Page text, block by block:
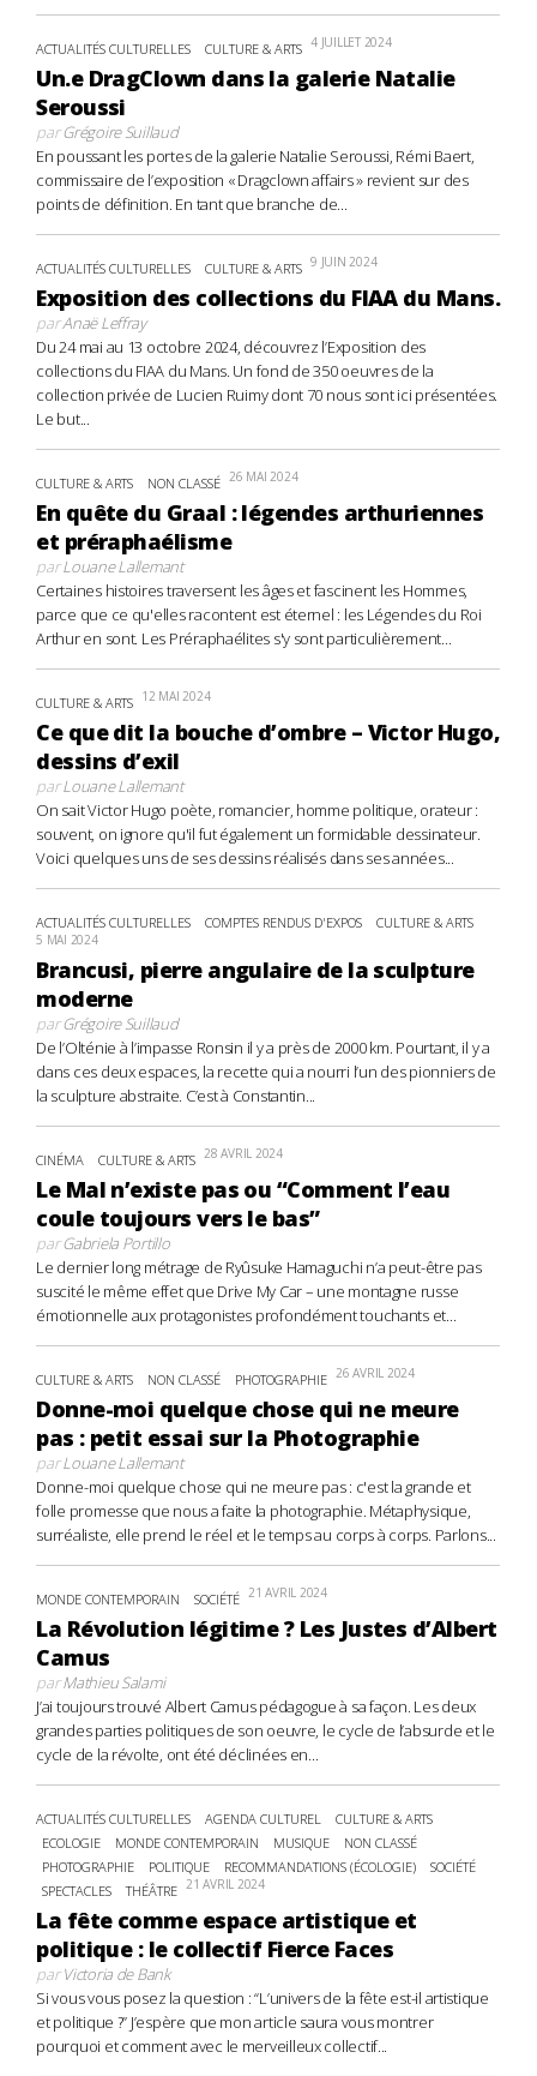
ACTUALITÉS CULTURELLES CULTURE & ARTS 4 JUILLET 2024
Un.e DragClown dans la galerie Natalie
Seroussi
parGrégoire Suillaud
En poussant les portes de la galerie Natalie Seroussi, Rémi Baert,
commissaire de l’exposition « Dragclown affairs » revient sur des
points de définition. En tant que branche de...
ACTUALITÉS CULTURELLES CULTURE & ARTS 9 JUIN 2024
Exposition des collections du FIAA du Mans.
parAnaë Leffray
Du 24 mai au 13 octobre 2024, découvrez l’Exposition des
collections du FIAA du Mans. Un fond de 350 oeuvres de la
collection privée de Lucien Ruimy dont 70 nous sont ici présentées.
Le but...
CULTURE & ARTS NON CLASSÉ 26 MAI 2024
En quête du Graal : légendes arthuriennes
et préraphaélisme
parLouane Lallemant
Certaines histoires traversent les âges et fascinent les Hommes,
parce que ce qu'elles racontent est éternel : les Légendes du Roi
Arthur en sont. Les Préraphaélites s'y sont particulièrement...
CULTURE & ARTS 12 MAI 2024
Ce que dit la bouche d’ombre – Victor Hugo,
dessins d’exil
parLouane Lallemant
On sait Victor Hugo poète, romancier, homme politique, orateur :
souvent, on ignore qu'il fut également un formidable dessinateur.
Voici quelques uns de ses dessins réalisés dans ses années...
ACTUALITÉS CULTURELLES COMPTES RENDUS D'EXPOS CULTURE & ARTS
5 MAI 2024
Brancusi, pierre angulaire de la sculpture
moderne
parGrégoire Suillaud
De l’Olténie à l’impasse Ronsin il y a près de 2000 km. Pourtant, il y a
dans ces deux espaces, la recette qui a nourri l’un des pionniers de
la sculpture abstraite. C’est à Constantin...
CINÉMA CULTURE & ARTS 28 AVRIL 2024
Le Mal n’existe pas ou “Comment l’eau
coule toujours vers le bas”
parGabriela Portillo
Le dernier long métrage de Ryûsuke Hamaguchi n’a peut-être pas
suscité le même effet que Drive My Car – une montagne russe
émotionnelle aux protagonistes profondément touchants et...
CULTURE & ARTS NON CLASSÉ PHOTOGRAPHIE 26 AVRIL 2024
Donne-moi quelque chose qui ne meure
pas : petit essai sur la Photographie
parLouane Lallemant
Donne-moi quelque chose qui ne meure pas : c'est la grande et
folle promesse que nous a faite la photographie. Métaphysique,
surréaliste, elle prend le réel et le temps au corps à corps. Parlons...
MONDE CONTEMPORAIN SOCIÉTÉ 21 AVRIL 2024
La Révolution légitime ? Les Justes d’Albert
Camus
parMathieu Salami
J’ai toujours trouvé Albert Camus pédagogue à sa façon. Les deux
grandes parties politiques de son oeuvre, le cycle de l’absurde et le
cycle de la révolte, ont été déclinées en...
ACTUALITÉS CULTURELLES AGENDA CULTUREL
CULTURE & ARTS
ECOLOGIE
MONDE CONTEMPORAIN MUSIQUE
NON CLASSÉ
PHOTOGRAPHIE
POLITIQUE RECOMMANDATIONS (ÉCOLOGIE)
SOCIÉTÉ
SPECTACLES
THÉÂTRE 21 AVRIL 2024
La fête comme espace artistique et
politique : le collectif Fierce Faces
parVictoria de Bank
Si vous vous posez la question : “L’univers de la fête est-il artistique
et politique ?” J’espère que mon article saura vous montrer
pourquoi et comment avec le merveilleux collectif...